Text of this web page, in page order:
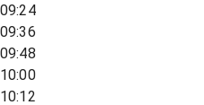
09:24
09:36
09:48
10:00
10:12